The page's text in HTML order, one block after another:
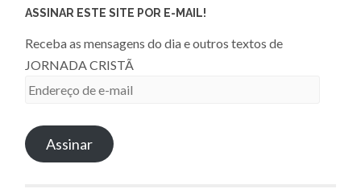
ASSINAR ESTE SITE POR E-MAIL!
Receba as mensagens do dia e outros textos de
JORNADA CRISTÃ
Endereço
e-
mailAssinar